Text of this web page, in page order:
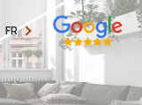
FR